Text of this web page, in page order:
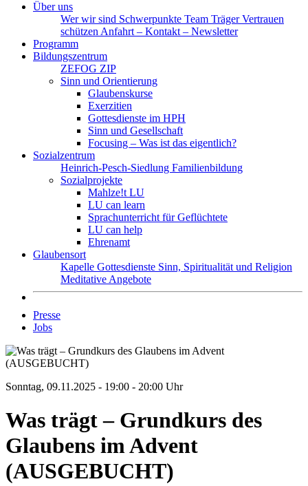
Über uns
Wer wir sind Schwerpunkte Team TrägerVertrauen
schützen Anfahrt – Kontakt – Newsletter
Programm
Bildungszentrum
ZEFOG ZIP
Sinn und Orientierung
Glaubenskurse
Exerzitien
Gottesdienste im HPH
Sinn und Gesellschaft
Focusing – Was ist das eigentlich?
Sozialzentrum
Heinrich-Pesch-Siedlung Familienbildung
Sozialprojekte
Mahlze!t LU
LU can learn
Sprachunterricht für Geflüchtete
LU can help
Ehrenamt
Glaubensort
Kapelle Gottesdienste Sinn, Spiritualität und Religion
Meditative Angebote
Presse
Jobs
Sonntag, 09.11.2025 - 19:00 - 20:00 Uhr
Was trägt – Grundkurs des
Glaubens im Advent
(AUSGEBUCHT)